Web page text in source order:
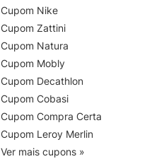
Cupom Nike
Cupom Zattini
Cupom Natura
Cupom Mobly
Cupom Decathlon
Cupom Cobasi
Cupom Compra Certa
Cupom Leroy Merlin
Ver mais cupons »